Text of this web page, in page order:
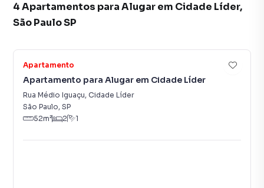
4 Apartamentos para Alugar em Cidade Líder,
São Paulo SP
Apartamento
Apartamento para Alugar em Cidade Líder
Rua Médio Iguaçu, Cidade Líder
São Paulo, SP
52m² 2 1